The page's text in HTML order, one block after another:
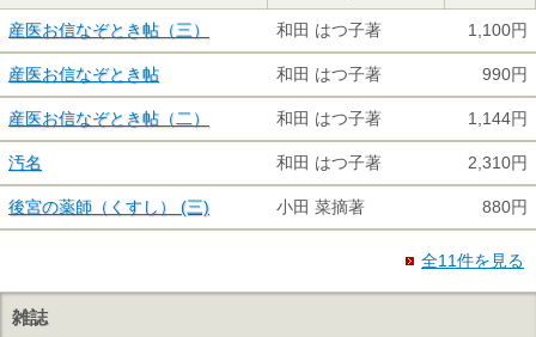
産医お信なぞとき帖（三） 和田 はつ子著 1,100円
産医お信なぞとき帖 和田 はつ子著 990円
産医お信なぞとき帖（二） 和田 はつ子著 1,144円
汚名 和田 はつ子著 2,310円
後宮の薬師（くすし） (三) 小田 菜摘著 880円
全11件を見る
雑誌